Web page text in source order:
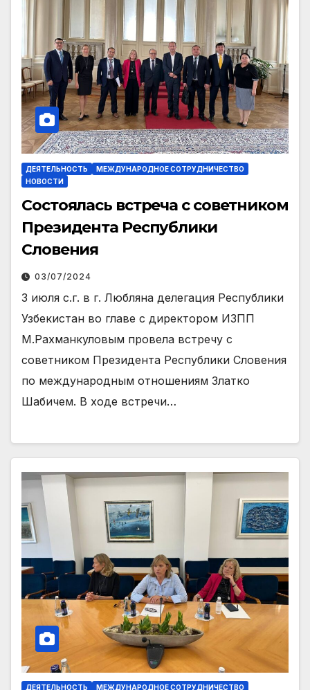
ДЕЯТЕЛЬНОСТЬ
МЕЖДУНАРОДНОЕ СОТРУДНИЧЕСТВО
НОВОСТИ
Состоялась встреча с советником
Президента Республики
Словения
03/07/2024
3 июля с.г. в г. Любляна делегация Республики
Узбекистан во главе с директором ИЗПП
М.Рахманкуловым провела встречу с
советником Президента Республики Словения
по международным отношениям Златко
Шабичем. В ходе встречи…
ДЕЯТЕЛЬНОСТЬ МЕЖДУНАРОДНОЕ СОТРУДНИЧЕСТВО